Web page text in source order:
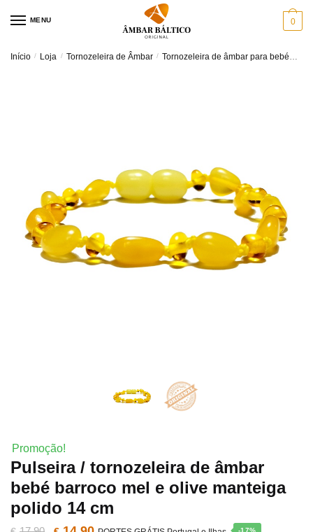
MENU 0
Início / Loja / Tornozeleira de Âmbar / Tornozeleira de âmbar para bebé
Promoção!
Pulseira / tornozeleira de âmbar
bebé barroco mel e olive manteiga
polido 14 cm
-17%